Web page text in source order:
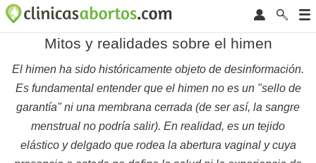
Mitos y realidades sobre el himen
El himen ha sido históricamente objeto de desinformación.
Es fundamental entender que el himen no es un "sello de
garantía" ni una membrana cerrada (de ser así, la sangre
menstrual no podría salir). En realidad, es un tejido
elástico y delgado que rodea la abertura vaginal y cuya